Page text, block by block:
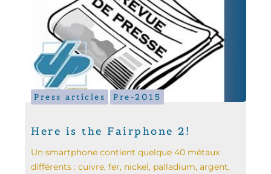
Press articles Pre-2015
Here is the Fairphone 2!
Un smartphone contient quelque 40 métaux
différents : cuivre, fer, nickel, palladium, argent,